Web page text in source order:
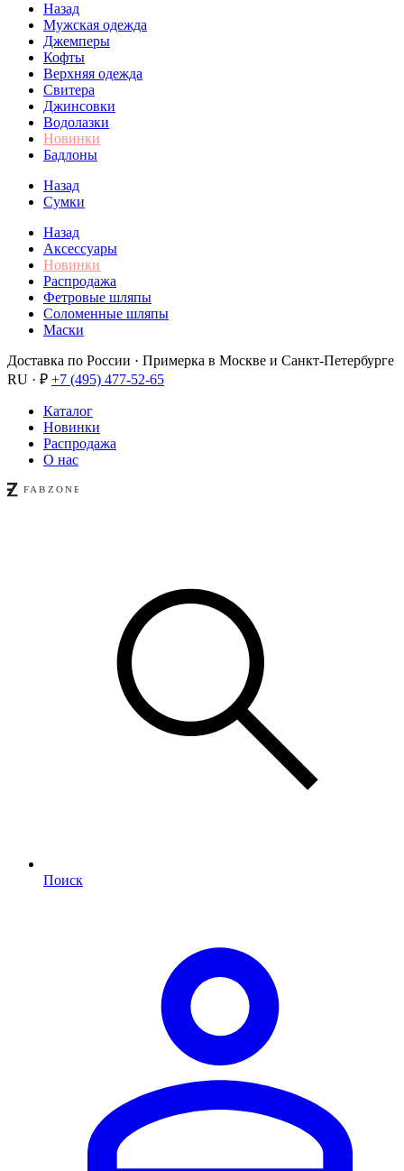
Назад
Мужская одежда
Джемперы
Кофты
Верхняя одежда
Свитера
Джинсовки
Водолазки
Новинки
Бадлоны
Назад
Сумки
Назад
Аксессуары
Новинки
Распродажа
Фетровые шляпы
Соломенные шляпы
Маски
Доставка по России · Примерка в Москве и Санкт-Петербурге
RU · ₽ +7 (495) 477-52-65
Каталог
Новинки
Распродажа
О нас
Поиск